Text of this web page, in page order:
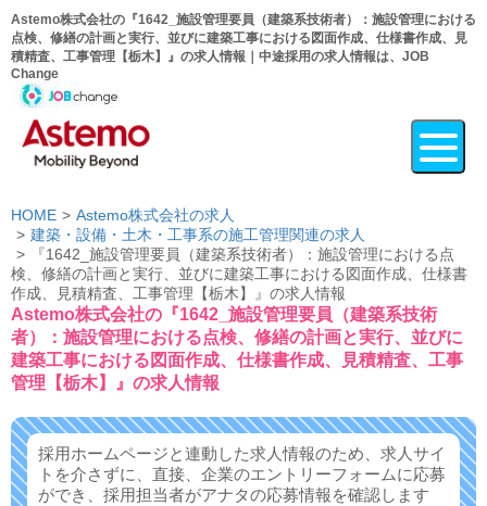
Astemo株式会社の『1642_施設管理要員（建築系技術者）：施設管理における
点検、修繕の計画と実行、並びに建築工事における図面作成、仕様書作成、見
積精査、工事管理【栃木】』の求人情報｜中途採用の求人情報は、JOB
Change
HOME
Astemo株式会社の求人
建築・設備・土木・工事系の施工管理関連の求人
『1642_施設管理要員（建築系技術者）：施設管理における点
検、修繕の計画と実行、並びに建築工事における図面作成、仕様書
作成、見積精査、工事管理【栃木】』の求人情報
Astemo株式会社の『1642_施設管理要員（建築系技術
者）：施設管理における点検、修繕の計画と実行、並びに
建築工事における図面作成、仕様書作成、見積精査、工事
管理【栃木】』の求人情報
採用ホームページと連動した求人情報のため、求人サイ
トを介さずに、 直接、企業のエントリーフォームに応募
ができ、 採用担当者がアナタの応募情報を確認します